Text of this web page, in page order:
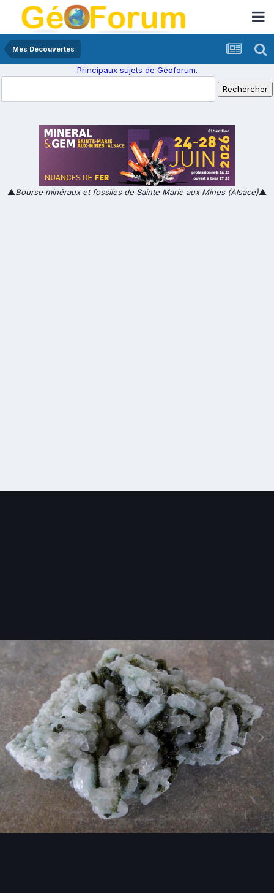
Mes Découvertes
Principaux sujets de Géoforum.
▲Bourse minéraux et fossiles de Sainte Marie aux Mines (Alsace)▲